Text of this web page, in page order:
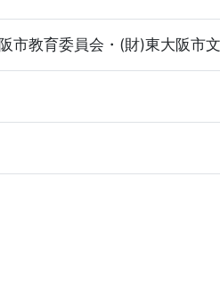
市教育委員会・(財)東大阪市